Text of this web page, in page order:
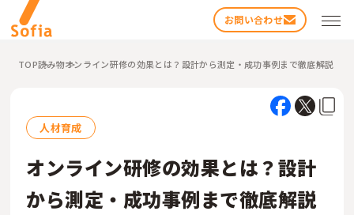
お問い合わせ
する
TOP読み物オンライン研修の効果とは？設計から測定・成功事例まで徹底解説
人材育成
オンライン研修の効果とは？設計
から測定・成功事例まで徹底解説